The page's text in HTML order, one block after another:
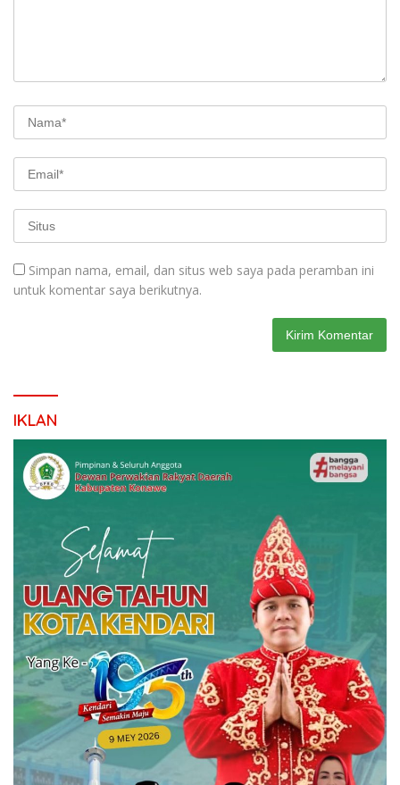
Simpan nama, email, dan situs web saya pada peramban ini
untuk komentar saya berikutnya.
IKLAN